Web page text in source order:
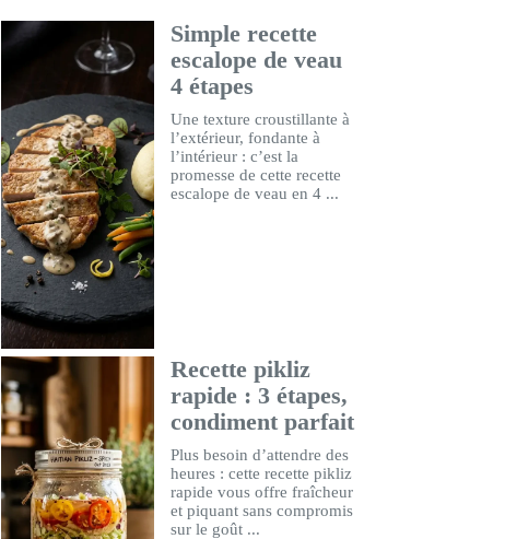
Simple recette
escalope de veau
4 étapes
Une texture croustillante à
l’extérieur, fondante à
l’intérieur : c’est la
promesse de cette recette
escalope de veau en 4 ...
Recette pikliz
rapide : 3 étapes,
condiment parfait
Plus besoin d’attendre des
heures : cette recette pikliz
rapide vous offre fraîcheur
et piquant sans compromis
sur le goût ...